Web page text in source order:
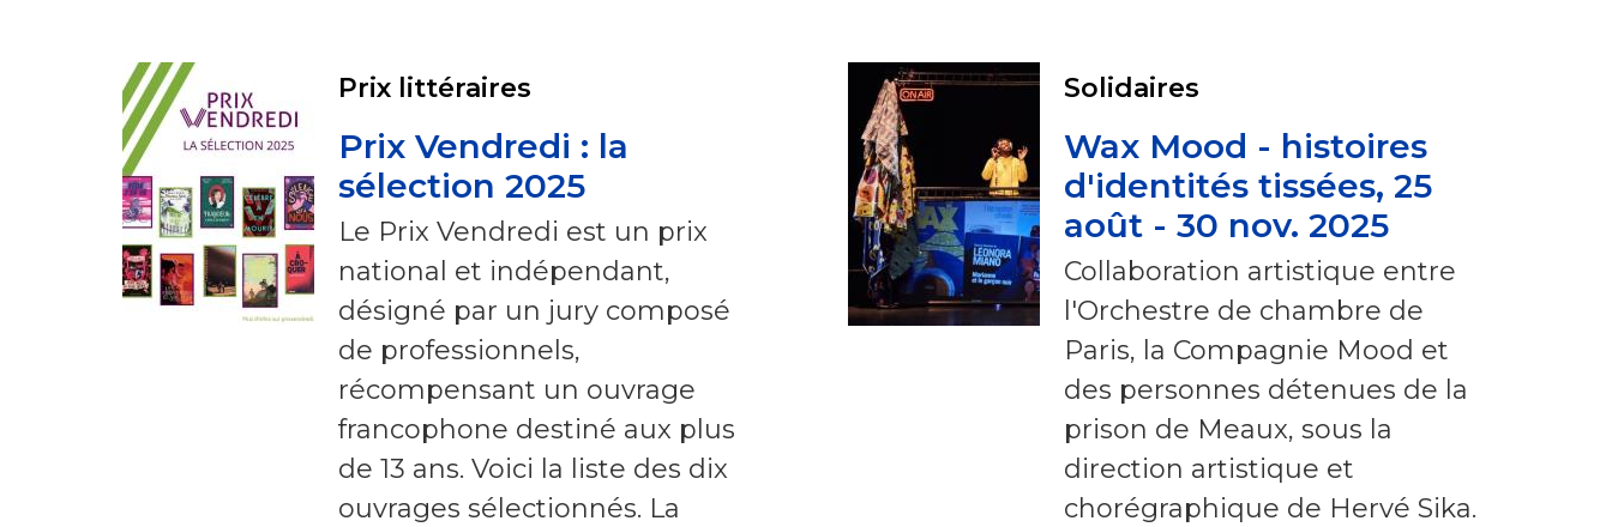
Prix littéraires
Prix Vendredi : la
sélection 2025
Le Prix Vendredi est un prix
national et indépendant,
désigné par un jury composé
de professionnels,
récompensant un ouvrage
francophone destiné aux plus
de 13 ans. Voici la liste des dix
ouvrages sélectionnés. La
Solidaires
Wax Mood - histoires
d'identités tissées, 25
août - 30 nov. 2025
Collaboration artistique entre
l'Orchestre de chambre de
Paris, la Compagnie Mood et
des personnes détenues de la
prison de Meaux, sous la
direction artistique et
chorégraphique de Hervé Sika.